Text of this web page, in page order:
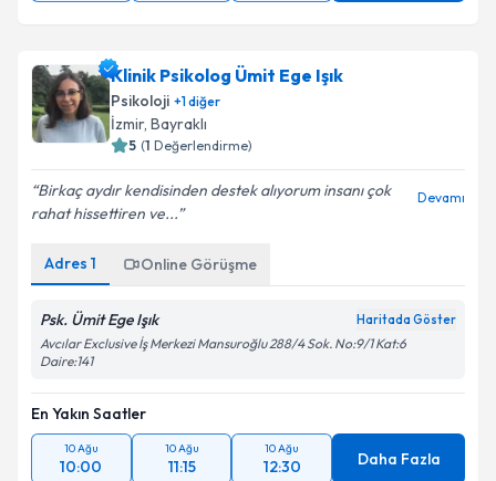
Klinik Psikolog Ümit Ege Işık
Psikoloji +1diğer
İzmir, Bayraklı
5 (1 Değerlendirme)
Birkaç aydır kendisinden destek alıyorum insanı çok
rahat hissettiren ve...
Devamı
Adres 1 Online Görüşme
Psk. Ümit Ege Işık Haritada Göster
Avcılar Exclusive İş Merkezi Mansuroğlu 288/4 Sok. No:9/1 Kat:6
Daire:141
En Yakın Saatler
10 Ağu
10:00
10 Ağu
11:15
10 Ağu
12:30 Daha Fazla